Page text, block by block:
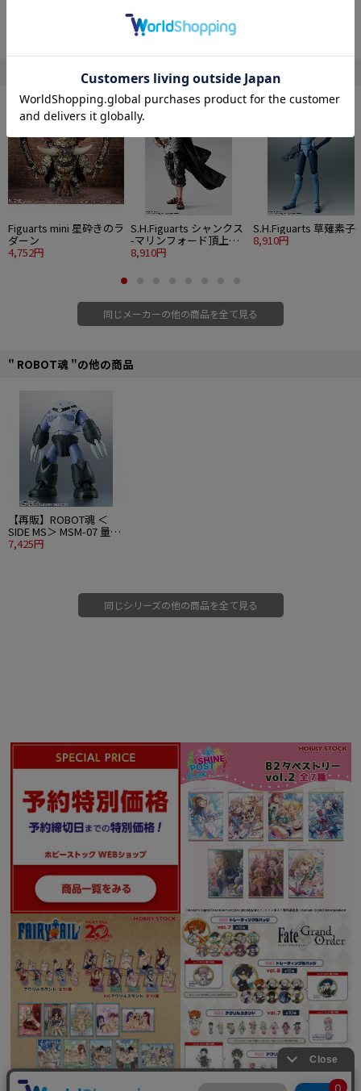
『グレンダイザーU』のクライマックスで登場し、大活躍した「マジンガーX」
X字型の翼を持った「ジェットスクランダーX」が背中に合体。
刃が十字（X字）となったアイアンカッターを装備して両腕のパンチを強化でき
「マジンガーZ」をパワーアップしたまさに究極のスーパーロボットだ。
専用ディスプレイ台座付き。
■セット内容
・本体
・交換用手首パーツ左右
・ジェットスクランダーXユニット一式
・ジェットパイルダー（飛行形態）
・アイアンカッター再現パーツ×4
・専用ディスプレイ台座
■全高：約150mm
©Go Nagai/Dynamic Planning-Project GrendizerU
" バンダイスピリッツ コレクターズ事業部 "の他の商品
Figuarts mini 星砕きのラ
ダーン
4,752円
S.H.Figuarts シャンクス
-マリンフォード頂上決
戦-
8,910円
S.H.Figuarts 草薙素子
8,910円
同じメーカーの他の商品を全て見る
" ROBOT魂 "の他の商品
【再販】ROBOT魂 ＜
SIDE MS＞ MSM-07 量産
型ズゴック ver.
7,425円
同じシリーズの他の商品を全て見る